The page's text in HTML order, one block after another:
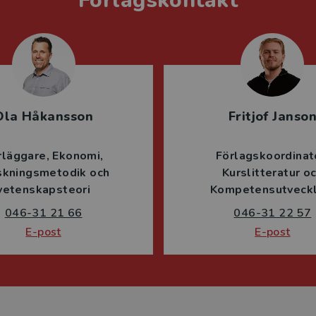
Håkansson
Ekonomi
och
046-31 21 66
E-post
Fritjof Janson
Kurslitteratur
046-31 22 57
E-post